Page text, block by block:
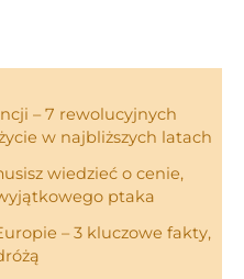
– 7 rewolucyjnych
w najbliższych latach
wiedzieć o cenie,
ptaka
– 3 kluczowe fakty,